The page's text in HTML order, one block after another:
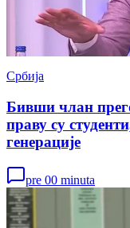
Србија
Бивши члан
праву су
генерације
pre 00 minuta